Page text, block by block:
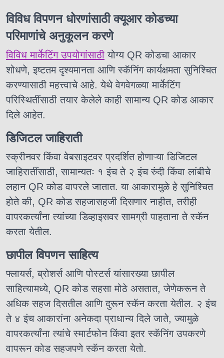
विविध विपणन धोरणांसाठी क्यूआर कोडच्या
परिमाणांचे अनुकूलन करणे
विविध मार्केटिंग उपयोगांसाठी योग्य QR कोडचा आकार
शोधणे,इष्टतम दृश्यमानता आणि स्कॅनिंग कार्यक्षमता सुनिश्चित
करण्यासाठी महत्त्वाचे आहे. येथे वेगवेगळ्या मार्केटिंग
परिस्थितींसाठी तयार केलेले काही सामान्य QR कोड आकार
दिले आहेत.
डिजिटल जाहिराती
स्क्रीनवर किंवा वेबसाइटवर प्रदर्शित होणाऱ्या डिजिटल
जाहिरातींसाठी, सामान्यतः १ इंच ते २ इंच रुंदी किंवा लांबीचे
लहान QR कोड वापरले जातात. या आकारामुळे हे सुनिश्चित
होते की, QR कोड सहजासहजी दिसणार नाहीत, तरीही
वापरकर्त्यांना त्यांच्या डिव्हाइसवर सामग्री पाहताना ते स्कॅन
करता येतील.
छापील विपणन साहित्य
फ्लायर्स, ब्रोशर्स आणि पोस्टर्स यांसारख्या छापील
साहित्यामध्ये, QR कोड सहसा मोठे असतात, जेणेकरून ते
अधिक सहज दिसतील आणि दुरून स्कॅन करता येतील. २ इंच
ते ४ इंच आकारांना अनेकदा प्राधान्य दिले जाते, ज्यामुळे
वापरकर्त्यांना त्यांचे स्मार्टफोन किंवा इतर स्कॅनिंग उपकरणे
वापरून कोड सहजपणे स्कॅन करता येतो.